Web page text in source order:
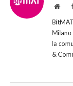
Milano
la
&